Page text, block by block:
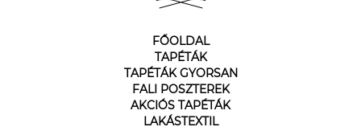
FŐOLDAL
TAPÉTÁK
TAPÉTÁK GYORSAN
FALI POSZTEREK
AKCIÓS TAPÉTÁK
LAKÁSTEXTIL